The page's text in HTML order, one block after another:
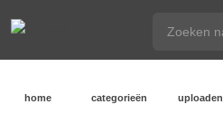
home categorieën uploaden